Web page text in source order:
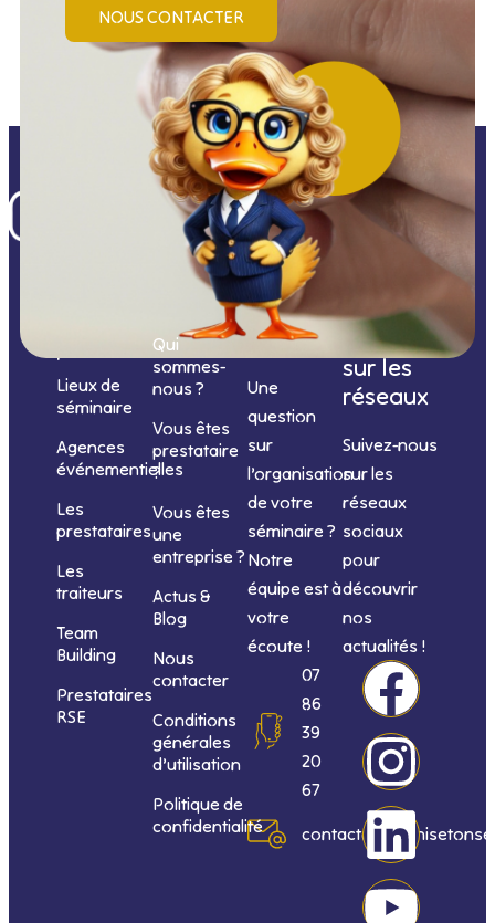
NOUS CONTACTER
prestations
Lieux de
séminaire
Agences
événementielles
Les
prestataires
Les
traiteurs
Team
Building
Prestataires
RSE
Informations
Qui
sommes-
nous ?
Vous êtes
prestataire
?
Vous êtes
une
entreprise ?
Actus &
Blog
Nous
contacter
Conditions
générales
d’utilisation
Politique de
confidentialité
Nous
contacter
Une
question
sur
l’organisation
de votre
séminaire ?
Notre
équipe est à
votre
écoute !
07
86
39
20
67
Nous
suivre
sur les
réseaux
Suivez-nous
sur les
réseaux
sociaux
pour
découvrir
nos
actualités !
F
a
c
e
b
I
n
s
t
a
L
i
n
k
e
Y
o
u
t
u